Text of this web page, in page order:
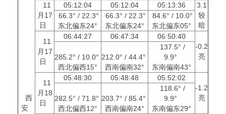
西
安
11
月17
日
05:12:04 05:12:04 05:13:36
3.1
较
暗
66.3° / 22.3°
东北偏东24°
66.3° / 22.3°
东北偏东24°
84.6° / 10.0°
东北偏东05°
11
月17
日
06:44:27 06:47:34
06:50:40
-0.2
亮
285.2° / 10.0°
西北偏西15°
212.0° / 44.4°
西南偏南32°
137.5° /
9.9°
东南偏南43°
11
月18
日
05:48:30 05:48:48
05:52:02
-1.2
亮
282.5° / 71.8°
西北偏西12°
203.7° / 85.4°
西南偏南24°
118.6° /
9.9°
东南偏东29°